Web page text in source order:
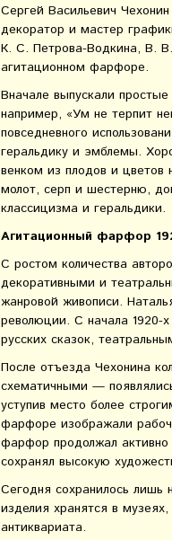
Сергей Васильевич
декоратор и мастер
К. С. Петрова-Водкина, В.
агитационном фарфоре.
Вначале выпускали
например, «Ум не терпит
повседневного
геральдику и эмблемы.
венком из плодов и цветов
молот, серп и шестерню,
классицизма и геральдики.
Агитационный фарфор
С ростом количества
декоративными и
жанровой живописи.
революции. С начала 1920-
русских сказок,
После отъезда Чехонина
схематичными —
уступив место более
фарфоре изображали
фарфор продолжал активно
сохранял высокую
Сегодня сохранилось лишь
изделия хранятся в
антиквариата.